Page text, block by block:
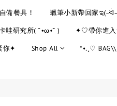
備餐具！ 蠟筆小新帶回家
哇研究所( ˘•ω•˘ ) ✦♡帶你進
你✦ Shop All *•.¸♡